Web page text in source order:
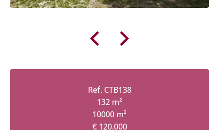
Ref. CTB138
132 m²
10000 m²
€ 120.000